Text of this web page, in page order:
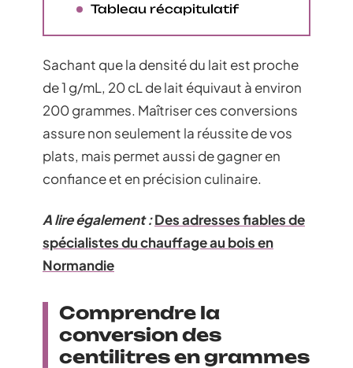
Tableau récapitulatif
Sachant que la densité du lait est proche
de 1 g/mL, 20 cL de lait équivaut à environ
200 grammes. Maîtriser ces conversions
assure non seulement la réussite de vos
plats, mais permet aussi de gagner en
confiance et en précision culinaire.
A lire également :Des adresses fiables de
spécialistes du chauffage au bois en
Normandie
Comprendre la
conversion des
centilitres en grammes